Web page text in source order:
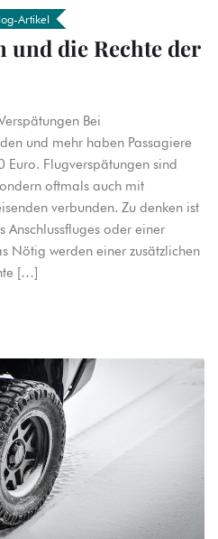
Artikel
und die Rechte der
Bei
und mehr haben Passagiere
Euro. Flugverspätungen sind
oftmals auch mit
verbunden. Zu denken ist
Anschlussfluges oder einer
Nötig werden einer zusätzlichen
[…]